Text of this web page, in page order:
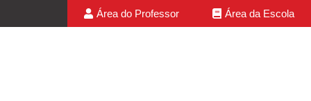
Área do Professor Área da Escola